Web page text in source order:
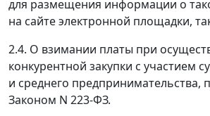
для размещения информации о
на сайте электронной площадки,
2.4. О взимании платы при
конкурентной закупки с участием
и среднего предпринимательства,
Законом N 223-ФЗ.